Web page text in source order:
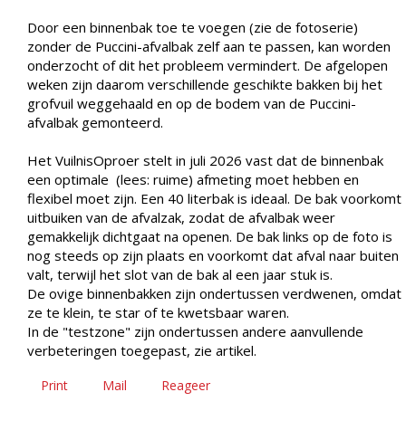
Door een binnenbak toe te voegen (zie de fotoserie)
zonder de Puccini-afvalbak zelf aan te passen, kan worden
onderzocht of dit het probleem vermindert. De afgelopen
weken zijn daarom verschillende geschikte bakken bij het
grofvuil weggehaald en op de bodem van de Puccini-
afvalbak gemonteerd.
Het VuilnisOproer stelt in juli 2026 vast dat de binnenbak
een optimale (lees: ruime) afmeting moet hebben en
flexibel moet zijn. Een 40 literbak is ideaal. De bak voorkomt
uitbuiken van de afvalzak, zodat de afvalbak weer
gemakkelijk dichtgaat na openen. De bak links op de foto is
nog steeds op zijn plaats en voorkomt dat afval naar buiten
valt, terwijl het slot van de bak al een jaar stuk is.
De ovige binnenbakken zijn ondertussen verdwenen, omdat
ze te klein, te star of te kwetsbaar waren.
In de "testzone" zijn ondertussen andere aanvullende
verbeteringen toegepast, zie artikel.
Print Mail Reageer